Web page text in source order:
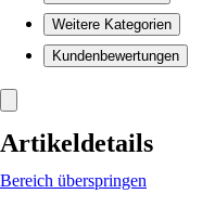
Weitere Kategorien
Kundenbewertungen
Artikeldetails
Bereich überspringen